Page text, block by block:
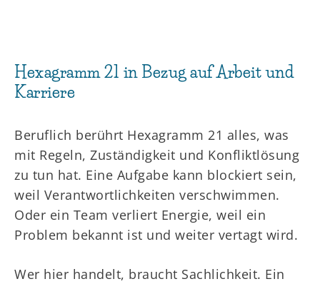
Hexagramm 21 in Bezug auf Arbeit und
Karriere
Beruflich berührt Hexagramm 21 alles, was
mit Regeln, Zuständigkeit und Konfliktlösung
zu tun hat. Eine Aufgabe kann blockiert sein,
weil Verantwortlichkeiten verschwimmen.
Oder ein Team verliert Energie, weil ein
Problem bekannt ist und weiter vertagt wird.
Wer hier handelt, braucht Sachlichkeit. Ein